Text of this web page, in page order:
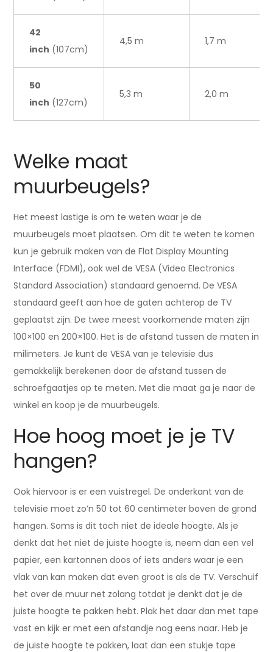
42
inch (107cm)
4,5 m 1,7 m
50
inch (127cm)
5,3 m 2,0 m
Welke maat
muurbeugels?
Het meest lastige is om te weten waar je de
muurbeugels moet plaatsen. Om dit te weten te komen
kun je gebruik maken van de Flat Display Mounting
Interface (FDMI), ook wel de VESA (Video Electronics
Standard Association) standaard genoemd. De VESA
standaard geeft aan hoe de gaten achterop de TV
geplaatst zijn. De twee meest voorkomende maten zijn
100×100 en 200×100. Het is de afstand tussen de maten in
milimeters. Je kunt de VESA van je televisie dus
gemakkelijk berekenen door de afstand tussen de
schroefgaatjes op te meten. Met die maat ga je naar de
winkel en koop je de muurbeugels.
Hoe hoog moet je je TV
hangen?
Ook hiervoor is er een vuistregel. De onderkant van de
televisie moet zo’n 50 tot 60 centimeter boven de grond
hangen. Soms is dit toch niet de ideale hoogte. Als je
denkt dat het niet de juiste hoogte is, neem dan een vel
papier, een kartonnen doos of iets anders waar je een
vlak van kan maken dat even groot is als de TV. Verschuif
het over de muur net zolang totdat je denkt dat je de
juiste hoogte te pakken hebt. Plak het daar dan met tape
vast en kijk er met een afstandje nog eens naar. Heb je
de juiste hoogte te pakken, laat dan een stukje tape